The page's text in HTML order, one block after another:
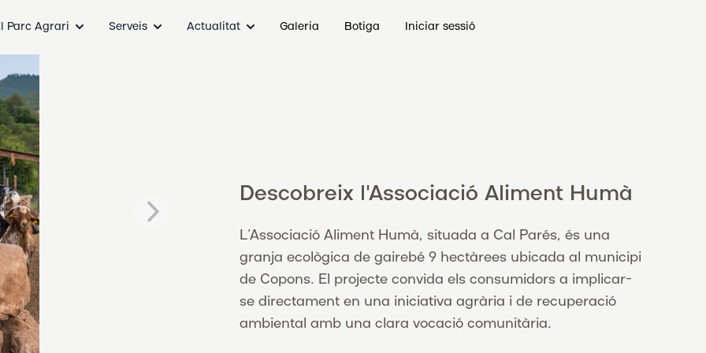
Parc Agrari Serveis Actualitat Galeria Botiga Iniciar sessió
Descobreix l'Associació Aliment Humà
L’Associació Aliment Humà, situada a Cal Parés, és una
granja ecològica de gairebé 9 hectàrees ubicada al municipi
de Copons. El projecte convida els consumidors a implicar-
se directament en una iniciativa agrària i de recuperació
ambiental amb una clara vocació comunitària.